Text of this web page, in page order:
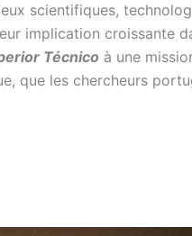
scientifiques,
implication croissante
Técnico à une
que les chercheurs